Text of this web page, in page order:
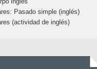
Pasado simple (inglés)
(actividad de inglés)